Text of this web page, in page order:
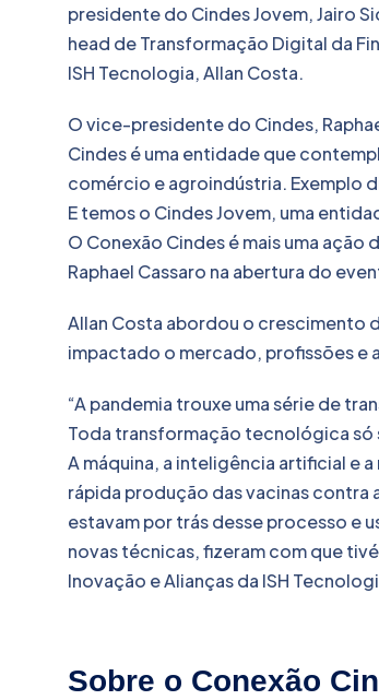
presidente do Cindes Jovem, Jairo
head de Transformação Digital da
ISH Tecnologia, Allan Costa.
O vice-presidente do Cindes,
Cindes é uma entidade que
comércio e agroindústria. Exemplo
E temos o Cindes Jovem, uma
O Conexão Cindes é mais uma
Raphael Cassaro na abertura do
Allan Costa abordou o crescimento
impactado o mercado, profissões e
“A pandemia trouxe uma série de
Toda transformação tecnológica
A máquina, a inteligência artificial e
rápida produção das vacinas contra
estavam por trás desse processo e
novas técnicas, fizeram com que
Inovação e Alianças da ISH
Sobre o Conexão